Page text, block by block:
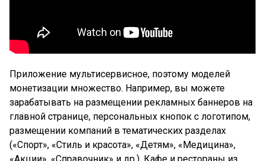
Приложение мультисервисное, поэтому моделей
монетизации множество. Например, вы можете
зарабатывать на размещении рекламных баннеров на
главной странице, персональных кнопок с логотипом,
размещении компаний в тематических разделах
(«Спорт», «Стиль и красота», «Детям», «Медицина»,